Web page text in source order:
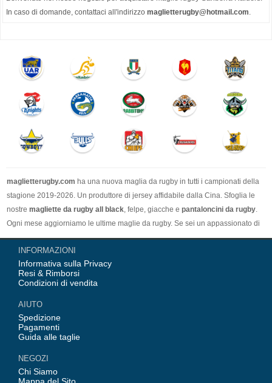
In caso di domande, contattaci all'indirizzo maglietterugby@hotmail.com.
maglietterugby.com ha una nuova maglia da rugby in tutti i campionati della
stagione 2019-2026. Un produttore di jersey affidabile dalla Cina. Sfoglia le
nostre magliette da rugby all black, felpe, giacche e pantaloncini da rugby.
Ogni mese aggiorniamo le ultime maglie da rugby. Se sei un appassionato di
rugby, vuoi comprare una maglia da rugby. Il nostro sito web è la scelta
migliore.INFORMAZIONI
Informativa sulla Privacy
Resi & Rimborsi
Condizioni di vendita
AIUTO
Spedizione
Pagamenti
Guida alle taglie
NEGOZI
Chi Siamo